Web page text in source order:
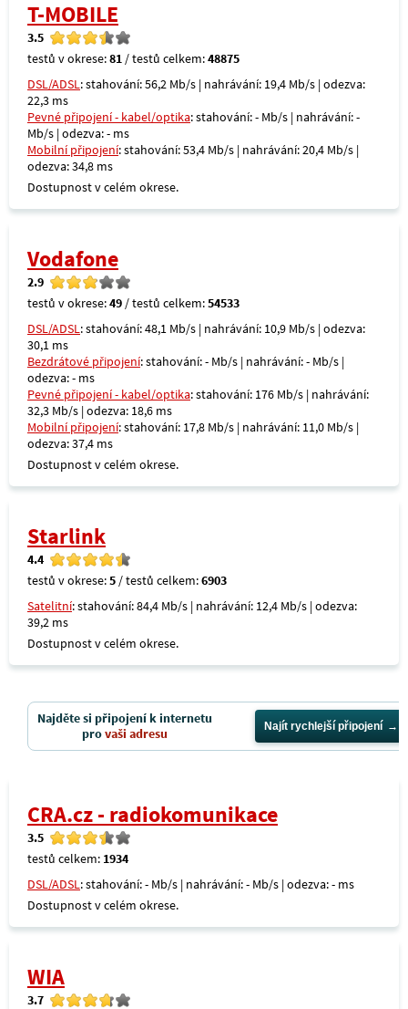
T-MOBILE
3.5
testů v okrese:81 / testů celkem:48875
DSL/ADSL: stahování: 56,2 Mb/s | nahrávání: 19,4 Mb/s | odezva:
22,3 ms
Pevné připojení - kabel/optika: stahování: - Mb/s | nahrávání: -
Mb/s | odezva: - ms
Mobilní připojení: stahování: 53,4 Mb/s | nahrávání: 20,4 Mb/s |
odezva: 34,8 ms
Dostupnost v celém okrese.
Vodafone
2.9
testů v okrese:49 / testů celkem:54533
DSL/ADSL: stahování: 48,1 Mb/s | nahrávání: 10,9 Mb/s | odezva:
30,1 ms
Bezdrátové připojení: stahování: - Mb/s | nahrávání: - Mb/s |
odezva: - ms
Pevné připojení - kabel/optika: stahování: 176 Mb/s | nahrávání:
32,3 Mb/s | odezva: 18,6 ms
Mobilní připojení: stahování: 17,8 Mb/s | nahrávání: 11,0 Mb/s |
odezva: 37,4 ms
Dostupnost v celém okrese.
Starlink
4.4
testů v okrese:5 / testů celkem:6903
Satelitní: stahování: 84,4 Mb/s | nahrávání: 12,4 Mb/s | odezva:
39,2 ms
Dostupnost v celém okrese.
Najděte si připojení k internetu
provaši adresu Najít rychlejší připojení
CRA.cz - radiokomunikace
3.5
testů celkem: 1934
DSL/ADSL: stahování: - Mb/s | nahrávání: - Mb/s | odezva: - ms
Dostupnost v celém okrese.
WIA
3.7